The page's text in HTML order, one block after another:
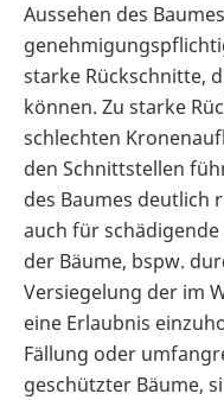
Aussehen des
starke Rückschnitte,
können. Zu starke
schlechten
den Schnittstellen
des Baumes deutlich
auch für
der Bäume, bspw.
Versiegelung der im
eine Erlaubnis
Fällung oder
geschützter Bäume,